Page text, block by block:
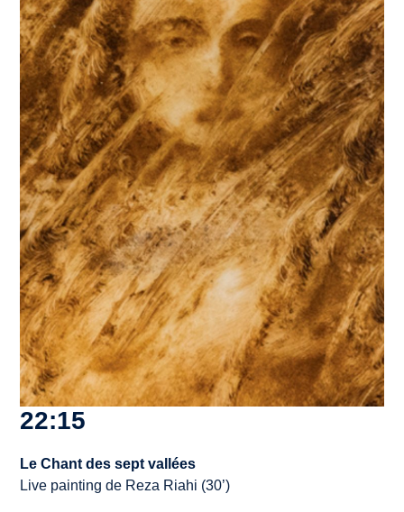
22:15
Le Chant des sept vallées
Live painting de Reza Riahi (30’)